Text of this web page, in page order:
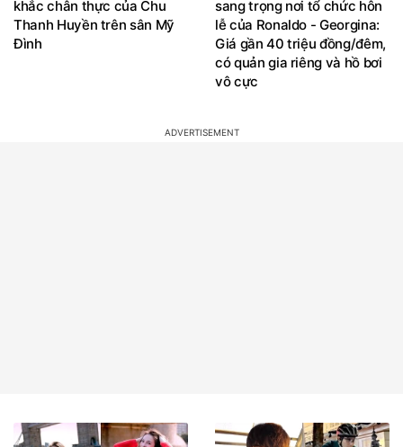
khắc chân thực của Chu
Thanh Huyền trên sân Mỹ
Đình
sang trọng nơi tổ chức hôn
lễ của Ronaldo - Georgina:
Giá gần 40 triệu đồng/đêm,
có quản gia riêng và hồ bơi
vô cực